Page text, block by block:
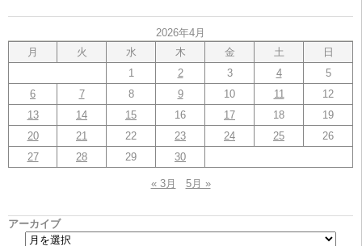
2026年4月
月
火 水 木 金 土
日
1
2 3 4
5
6
7 8 9 10 11
12
13
14 15 16 17 18
19
20
21 22 23 24 25
26
27
28 29 30
« 3月 5月 »
アーカイブ